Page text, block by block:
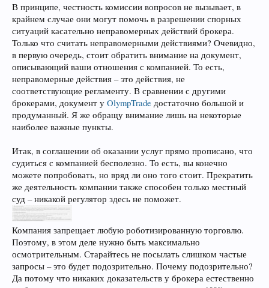
В принципе, честность комиссии вопросов не вызывает, в
крайнем случае они могут помочь в разрешении спорных
ситуаций касательно неправомерных действий брокера.
Только что считать неправомерными действиями? Очевидно,
в первую очередь, стоит обратить внимание на документ,
описывающий ваши отношения с компанией. То есть,
неправомерные действия – это действия, не
соответствующие регламенту. В сравнении с другими
брокерами, документ у OlympTrade достаточно большой и
продуманный. Я же обращу внимание лишь на некоторые
наиболее важные пункты.
Итак, в соглашении об оказании услуг прямо прописано, что
судиться с компанией бесполезно. То есть, вы конечно
можете попробовать, но вряд ли оно того стоит. Прекратить
же деятельность компании также способен только местный
суд – никакой регулятор здесь не поможет.
Компания запрещает любую роботизированную торговлю.
Поэтому, в этом деле нужно быть максимально
осмотрительным. Старайтесь не посылать слишком частые
запросы – это будет подозрительно. Почему подозрительно?
Да потому что никаких доказательств у брокера естественно